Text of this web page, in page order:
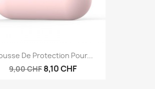
De Protection Pour...
9,00 CHF 8,10 CHF